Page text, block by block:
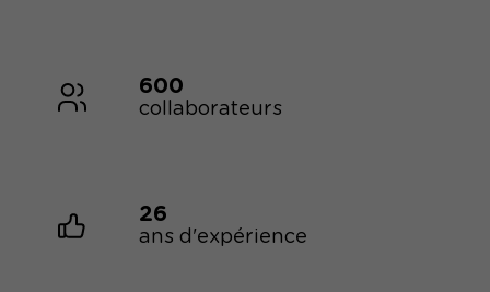
600
collaborateurs
26
ans d'expérience